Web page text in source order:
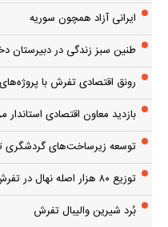
ایرانی آزاد همچون سوریه
طنین سبز زندگی در دبیرستان
رونق اقتصادی تفرش با
بازدید معاون اقتصادی
توسعه زیرساخت‌های گردشگری
توزیع ۸۰ هزار اصله نهال در تفرش
بُرد شیرین والیبال تفرش